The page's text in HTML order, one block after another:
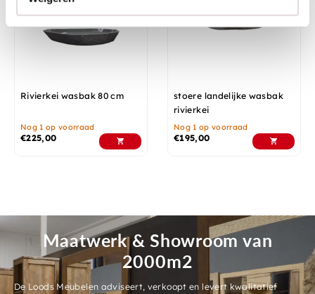
Rivierkei wasbak 80 cm
Nog 1 op voorraad
€225,00
stoere landelijke wasbak
rivierkei
Nog 1 op voorraad
€195,00
Maatwerk & Showroom van
2000m2
De Loods Meubelen adviseert, verkoopt en levert kwalitatief